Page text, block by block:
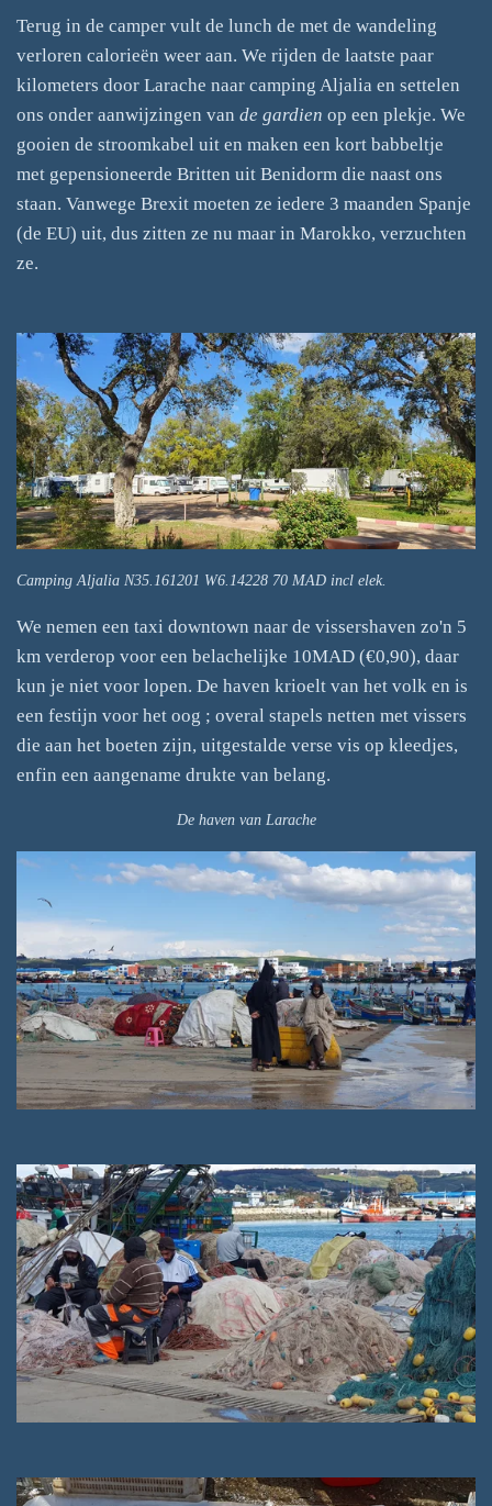
Terug in de camper vult de lunch de met de wandeling
verloren calorieën weer aan. We rijden de laatste paar
kilometers door Larache naar camping Aljalia en settelen
ons onder aanwijzingen van de gardien op een plekje. We
gooien de stroomkabel uit en maken een kort babbeltje
met gepensioneerde Britten uit Benidorm die naast ons
staan. Vanwege Brexit moeten ze iedere 3 maanden Spanje
(de EU) uit, dus zitten ze nu maar in Marokko, verzuchten
ze.
Camping Aljalia N35.161201 W6.14228 70 MAD incl elek.
We nemen een taxi downtown naar de vissershaven zo'n 5
km verderop voor een belachelijke 10MAD (€0,90), daar
kun je niet voor lopen. De haven krioelt van het volk en is
een festijn voor het oog ; overal stapels netten met vissers
die aan het boeten zijn, uitgestalde verse vis op kleedjes,
enfin een aangename drukte van belang.
De haven van Larache